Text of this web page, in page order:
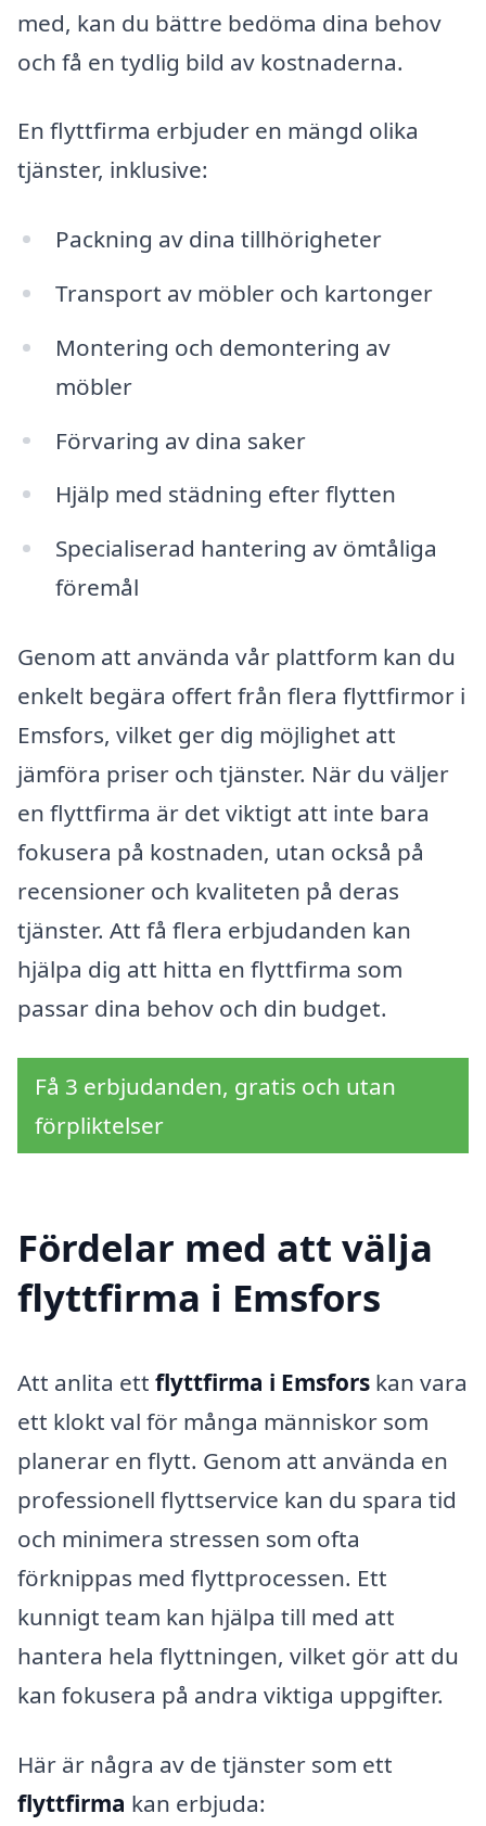
med, kan du bättre bedöma dina behov
och få en tydlig bild av kostnaderna.
En flyttfirma erbjuder en mängd olika
tjänster, inklusive:
Packning av dina tillhörigheter
Transport av möbler och kartonger
Montering och demontering av
möbler
Förvaring av dina saker
Hjälp med städning efter flytten
Specialiserad hantering av ömtåliga
föremål
Genom att använda vår plattform kan du
enkelt begära offert från flera flyttfirmor i
Emsfors, vilket ger dig möjlighet att
jämföra priser och tjänster. När du väljer
en flyttfirma är det viktigt att inte bara
fokusera på kostnaden, utan också på
recensioner och kvaliteten på deras
tjänster. Att få flera erbjudanden kan
hjälpa dig att hitta en flyttfirma som
passar dina behov och din budget.
Få 3 erbjudanden, gratis och utan
förpliktelser
Fördelar med att välja
flyttfirma i Emsfors
Att anlita ett flyttfirma i Emsfors kan vara
ett klokt val för många människor som
planerar en flytt. Genom att använda en
professionell flyttservice kan du spara tid
och minimera stressen som ofta
förknippas med flyttprocessen. Ett
kunnigt team kan hjälpa till med att
hantera hela flyttningen, vilket gör att du
kan fokusera på andra viktiga uppgifter.
Här är några av de tjänster som ett
flyttfirma kan erbjuda: